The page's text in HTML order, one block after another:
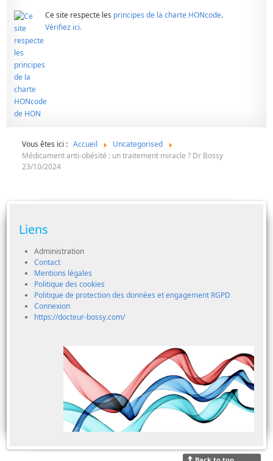
Ce site respecte les principes de la charte HONcode.
Vérifiez ici.
Vous êtes ici : Accueil
Uncategorised
Médicament anti-obésité : un traitement miracle ? Dr Bossy
23/10/2024
Liens
Administration
Contact
Mentions légales
Politique des cookies
Politique de protection des données et engagement RGPD
Connexion
https://docteur-bossy.com/